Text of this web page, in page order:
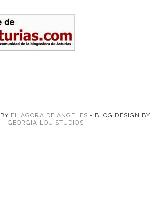
BY EL ÁGORA DE ÁNGELES - BLOG DESIGN BY
GEORGIA LOU STUDIOS